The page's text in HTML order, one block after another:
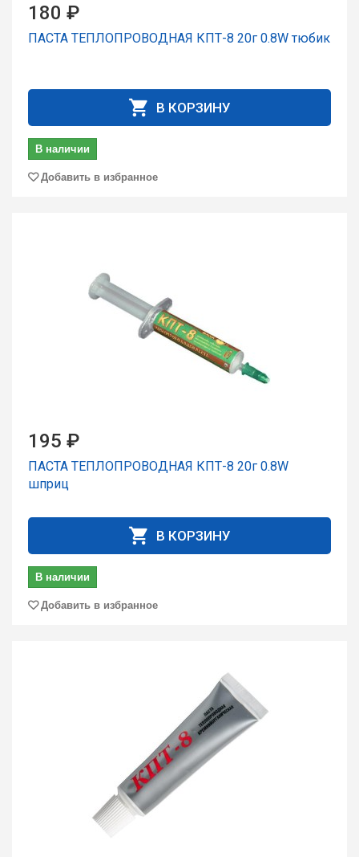
180 ₽
ПАСТА ТЕПЛОПРОВОДНАЯ КПТ-8 20г 0.8W тюбик
В КОРЗИНУ
В наличии
Добавить в избранное
195 ₽
ПАСТА ТЕПЛОПРОВОДНАЯ КПТ-8 20г 0.8W
шпpиц
В КОРЗИНУ
В наличии
Добавить в избранное